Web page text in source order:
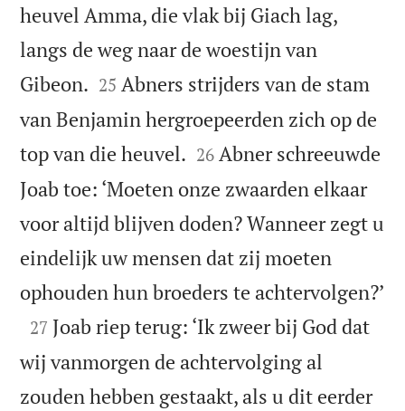
heuvel Amma, die vlak bij Giach lag,
langs de weg naar de woestijn van
Gibeon. 

25 Abners strijders van de stam
van Benjamin hergroepeerden zich op de
top van die heuvel. 

26 Abner schreeuwde
Joab toe: ‘Moeten onze zwaarden elkaar
voor altijd blijven doden? Wanneer zegt u
eindelijk uw mensen dat zij moeten
ophouden hun broeders te achtervolgen?’

27 Joab riep terug: ‘Ik zweer bij God dat
wij vanmorgen de achtervolging al
zouden hebben gestaakt, als u dit eerder